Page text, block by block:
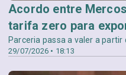
29/07/2026 • 18:13
Acordo entre
tarifa zero para
Parceria passa a valer a